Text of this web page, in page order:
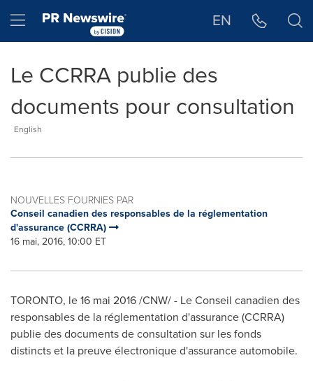
Hamburger menu EN
Le CCRRA publie des
documents pour consultation
English
NOUVELLES FOURNIES PAR
Conseil canadien des responsables de la réglementation
d'assurance (CCRRA)
16 mai, 2016, 10:00 ET
TORONTO, le 16 mai 2016 /CNW/ - Le Conseil canadien des
responsables de la réglementation d'assurance (CCRRA)
publie des documents de consultation sur les fonds
distincts et la preuve électronique d'assurance automobile.